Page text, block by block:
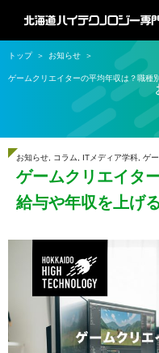
トップ お知らせ
ゲームクリエイターの平均年収は？職種
お知らせ コラム ITメディア学科 ゲ
ゲームクリエイタ
給与や年収を上げ